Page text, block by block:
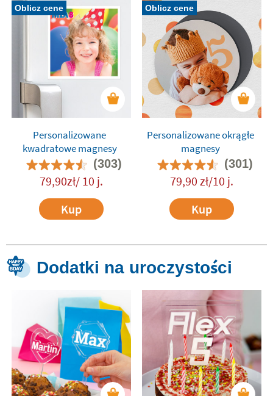
Oblicz cene
Personalizowane
kwadratowe magnesy
(303)
79,90zł/ 10 j.
Kup
Oblicz cene
Personalizowane okrągłe
magnesy
(301)
79,90 zł/10 j.
Kup
Dodatki na uroczystości